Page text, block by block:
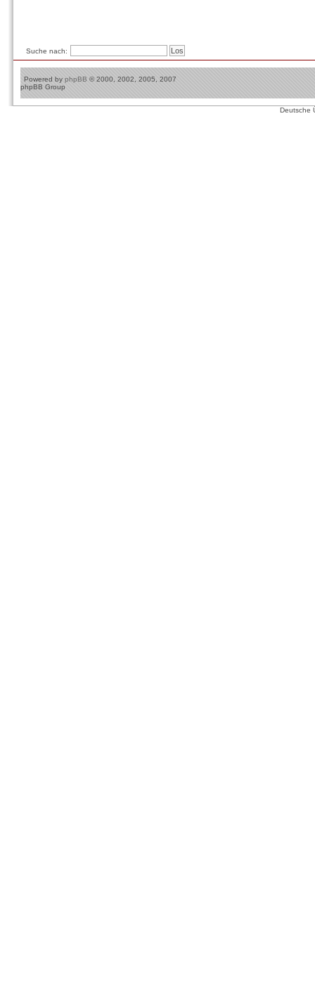
Suche nach:
Powered by phpBB © 2000, 2002, 2005, 2007
phpBB Group
Deutsche